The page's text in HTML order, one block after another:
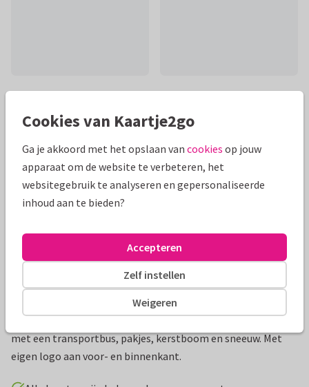
Mooie extra's bij je kaart
Productinformatie
Wens uw relaties fijne feestdagen met deze hippe kerstkaart
met een transportbus, pakjes, kerstboom en sneeuw. Met
eigen logo aan voor- en binnenkant.
Cookies van Kaartje2go
Ga je akkoord met het opslaan van cookies op jouw
apparaat om de website te verbeteren, het
websitegebruik te analyseren en gepersonaliseerde
inhoud aan te bieden?
Weigeren
Zelf instellen
Accepteren